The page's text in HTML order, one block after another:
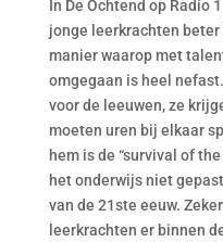
In De Ochtend op Radio
jonge leerkrachten beter
manier waarop met
omgegaan is heel
voor de leeuwen, ze
moeten uren bij elkaar
hem is de “survival of
het onderwijs niet
van de 21ste eeuw.
leerkrachten er binnen